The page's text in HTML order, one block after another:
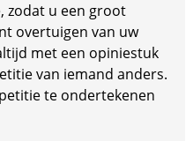
zodat u een groot
overtuigen van uw
met een opiniestuk
van iemand anders.
te ondertekenen